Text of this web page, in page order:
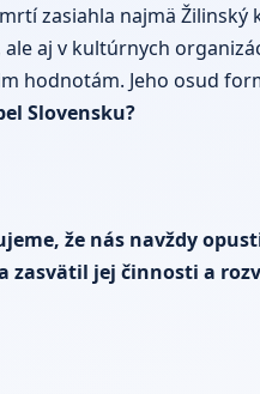
zasiahla najmä Žilinský
aj v kultúrnych
hodnotám. Jeho osud
Slovensku?
že nás navždy
zasvätil jej činnosti a